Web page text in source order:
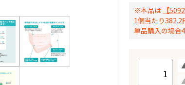
※本品は 【
1個当たり382.2
単品購入の場合